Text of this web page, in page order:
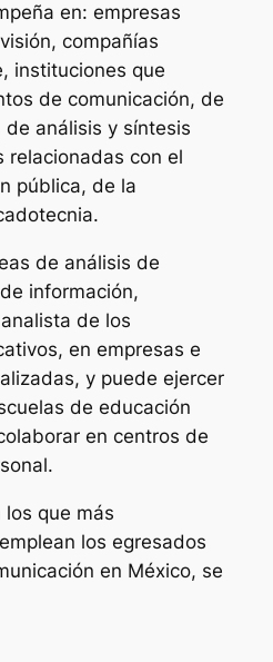
en: empresas
compañías
instituciones que
de comunicación, de
análisis y síntesis
relacionadas con el
pública, de la
de análisis de
información,
de los
en empresas e
y puede ejercer
de educación
en centros de
los que más
los egresados
en México, se